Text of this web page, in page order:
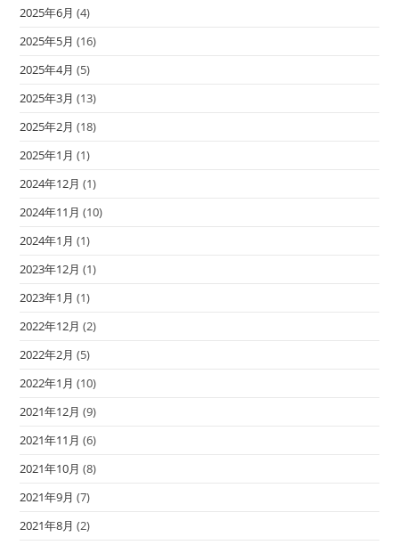
2025年6月 (4)
2025年5月 (16)
2025年4月 (5)
2025年3月 (13)
2025年2月 (18)
2025年1月 (1)
2024年12月 (1)
2024年11月 (10)
2024年1月 (1)
2023年12月 (1)
2023年1月 (1)
2022年12月 (2)
2022年2月 (5)
2022年1月 (10)
2021年12月 (9)
2021年11月 (6)
2021年10月 (8)
2021年9月 (7)
2021年8月 (2)